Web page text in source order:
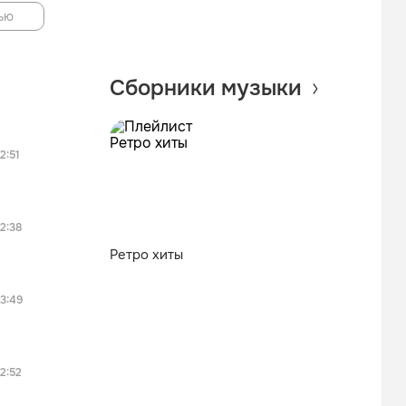
Сборники музыки
Ретро хиты